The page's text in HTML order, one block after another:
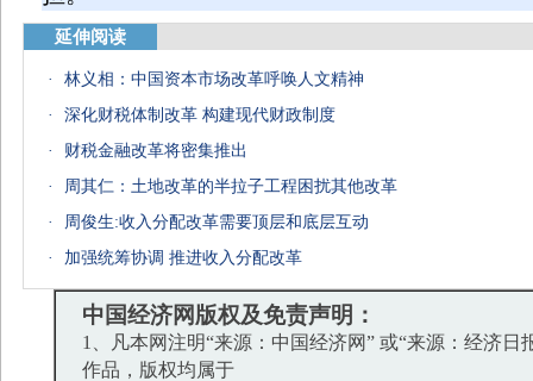
延伸阅读
·
林义相：中国资本市场改革呼唤人文精神
·
深化财税体制改革 构建现代财政制度
·
财税金融改革将密集推出
·
周其仁：土地改革的半拉子工程困扰其他改革
·
周俊生:收入分配改革需要顶层和底层互动
·
加强统筹协调 推进收入分配改革
中国经济网版权及免责声明：
1、凡本网注明“来源：中国经济网” 或“来源：经济日
作品，版权均属于